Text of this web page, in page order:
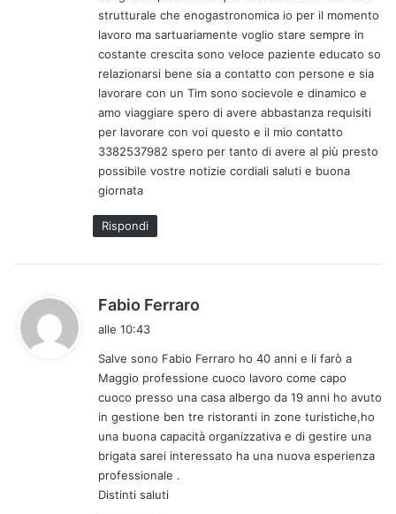
t
o
:
strutturale che enogastronomica io per il momento
lavoro ma sartuariamente voglio stare sempre in
costante crescita sono veloce paziente educato so
relazionarsi bene sia a contatto con persone e sia
lavorare con un Tim sono socievole e dinamico e
amo viaggiare spero di avere abbastanza requisiti
per lavorare con voi questo e il mio contatto
3382537982 spero per tanto di avere al più presto
possibile vostre notizie cordiali saluti e buona
giornata
Rispondi
Fabio Ferraro
e
t
t
o
:
alle 10:43
Salve sono Fabio Ferraro ho 40 anni e li farò a
Maggio professione cuoco lavoro come capo
cuoco presso una casa albergo da 19 anni ho avuto
in gestione ben tre ristoranti in zone turistiche,ho
una buona capacità organizzativa e di gestire una
brigata sarei interessato ha una nuova esperienza
professionale .
Distinti saluti